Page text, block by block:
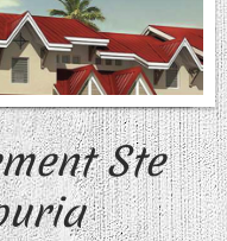
Ste